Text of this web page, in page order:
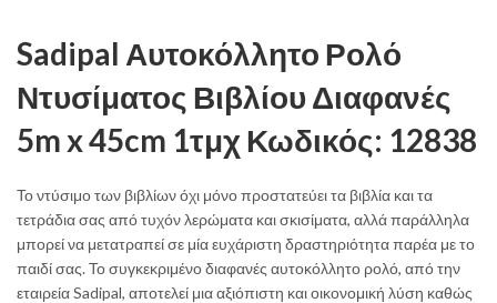
Sadipal Αυτοκόλλητο Ρολό
Ντυσίματος Βιβλίου Διαφανές
5m x 45cm 1τμχΚωδικός: 12838
Το ντύσιμο των βιβλίων όχι μόνο προστατεύει τα βιβλία και τα
τετράδια σας από τυχόν λερώματα και σκισίματα, αλλά παράλληλα
μπορεί να μετατραπεί σε μία ευχάριστη δραστηριότητα παρέα με το
παιδί σας. Το συγκεκριμένο διαφανές αυτοκόλλητο ρολό, από την
εταιρεία Sadipal, αποτελεί μια αξιόπιστη και οικονομική λύση καθώς